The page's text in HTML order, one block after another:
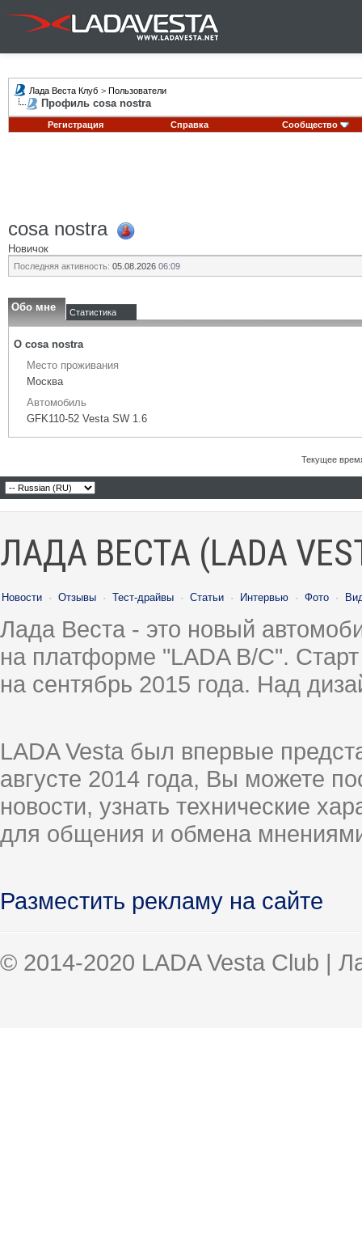
Лада Веста Клуб > Пользователи
Профиль cosa nostra
Регистрация Справка Сообщество
cosa nostra
Новичок
Последняя активность: 05.08.2026 06:09
Обо мне Статистика
О cosa nostra
Место проживания
Москва
Автомобиль
GFK110-52 Vesta SW 1.6
Текущее
ЛАДА ВЕСТА (LADA
Новости · Отзывы · Тест-драйвы · Статьи · Интервью · Фото ·
Лада Веста - это новый
на платформе "LADA B/C".
на сентябрь 2015 года. Над
LADA Vesta был впервые
августе 2014 года, Вы можете
новости, узнать технические
для общения и обмена
Разместить рекламу на сайте
© 2014-2020 LADA Vesta Club |